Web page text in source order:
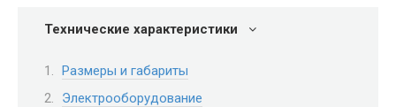
Технические характеристики
Размеры и габариты
Электрооборудование